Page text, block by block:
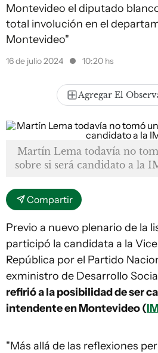
Montevideo el diputado
total involución en el
Montevideo"
16 de julio 2024 10:20 hs
Agregar El
Martín Lema todavía no
sobre si será candidato a la
Compartir
Previo a nuevo plenario de la
participó la candidata a la
República por el Partido
exministro de Desarrollo
refirió a la posibilidad de ser
intendente en Montevideo (
"Más allá de las reflexiones